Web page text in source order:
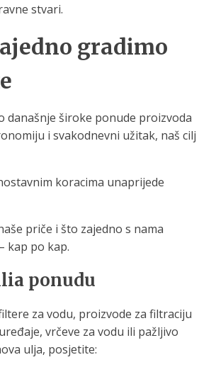
stvari.
gradimo
današnje široke ponude proizvoda
i svakodnevni užitak, naš cilj
koracima unaprijede
priče i što zajedno s nama
kap po kap.
ponudu
za vodu, proizvode za filtraciju
vrčeve za vodu ili pažljivo
ulja, posjetite: